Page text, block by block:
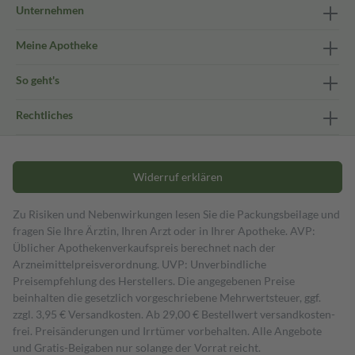
Unternehmen
Meine Apotheke
So geht's
Rechtliches
Widerruf erklären
Zu Risiken und Nebenwirkungen lesen Sie die Packungsbeilage und
fragen Sie Ihre Ärztin, Ihren Arzt oder in Ihrer Apotheke. AVP:
Üblicher Apothekenverkaufspreis berechnet nach der
Arzneimittelpreisverordnung. UVP: Unverbindliche
Preisempfehlung des Herstellers. Die angegebenen Preise
beinhalten die gesetzlich vorgeschriebene Mehrwertsteuer, ggf.
zzgl. 3,95 € Versandkosten. Ab 29,00 € Bestell­wert versand­kosten­
frei. Preisänderungen und Irrtümer vorbehalten. Alle Angebote
und Gratis-Beigaben nur solange der Vorrat reicht.